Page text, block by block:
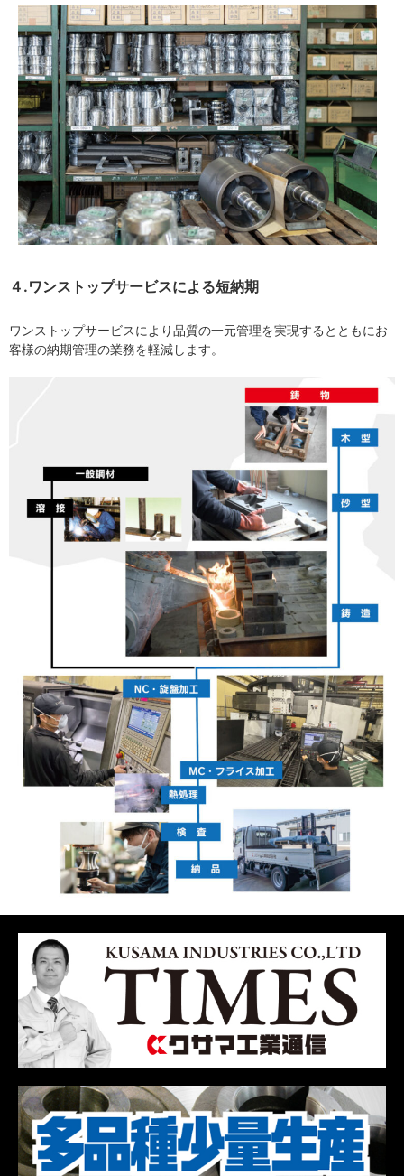
４.ワンストップサービスによる短納期
ワンストップサービスにより品質の一元管理を実現するとともにお
客様の納期管理の業務を軽減します。